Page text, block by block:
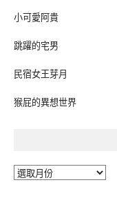
小可愛阿貴
跳躍的宅男
民宿女王芽月
猴屁的異想世界
彙